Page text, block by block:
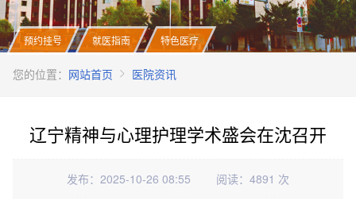
预约挂号 就医指南 特色医疗
您的位置： 网站首页 医院资讯
辽宁精神与心理护理学术盛会在沈召开
发布：2025-10-26 08:55 阅读：4891 次